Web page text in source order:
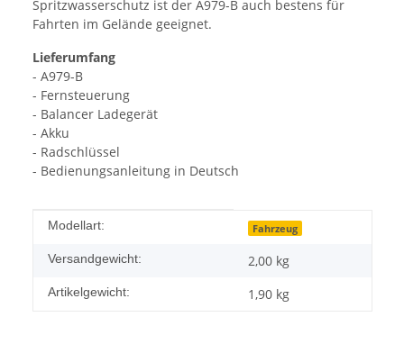
Spritzwasserschutz ist der A979-B auch bestens für
Fahrten im Gelände geeignet.
Lieferumfang
- A979-B
- Fernsteuerung
- Balancer Ladegerät
- Akku
- Radschlüssel
- Bedienungsanleitung in Deutsch
Produkteigenschaft
Wert
Modellart: Fahrzeug
Versandgewicht: 2,00 kg
Artikelgewicht: 1,90 kg